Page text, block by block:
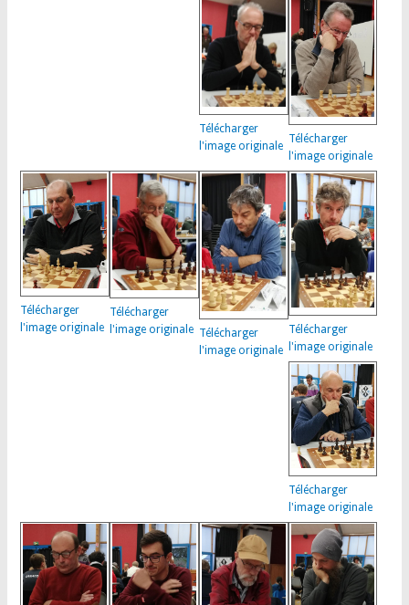
Télécharger
l'image originale
Télécharger
l'image originale
Télécharger
l'image originale
Télécharger
l'image originale Télécharger
l'image originale
Télécharger
l'image originale
Télécharger
l'image originale